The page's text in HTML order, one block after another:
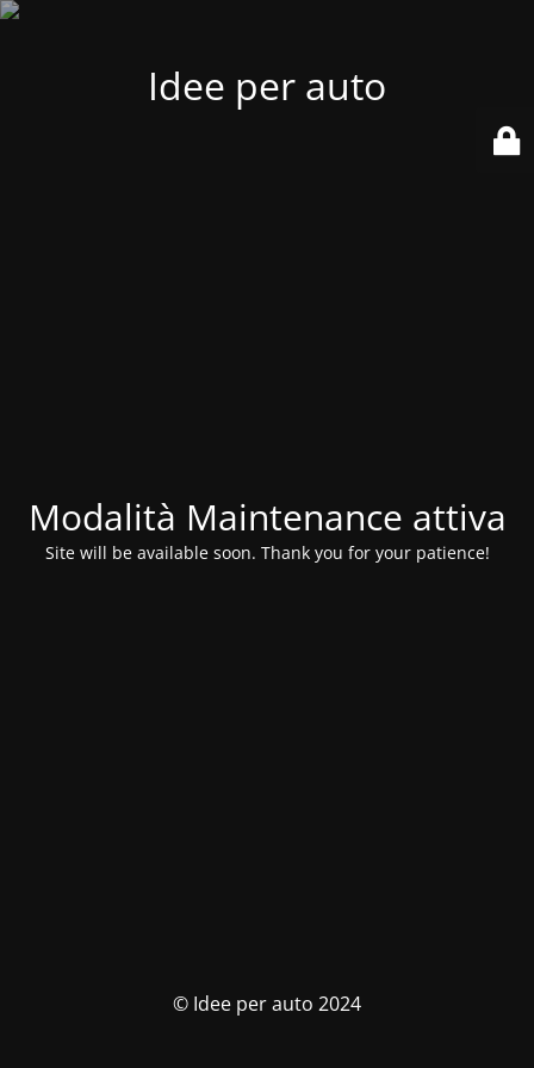
Idee per auto
Modalità Maintenance attiva
Site will be available soon. Thank you for your patience!
© Idee per auto 2024